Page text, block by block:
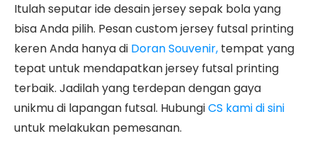
Itulah seputar ide desain jersey sepak bola yang
bisa Anda pilih. Pesan custom jersey futsal printing
keren Anda hanya di Doran Souvenir, tempat yang
tepat untuk mendapatkan jersey futsal printing
terbaik. Jadilah yang terdepan dengan gaya
unikmu di lapangan futsal. HubungiCS kami di sini
untuk melakukan pemesanan.